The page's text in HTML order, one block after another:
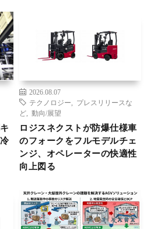
2026.08.07
テクノロジー
プレスリリースな
ど
動向/展望
ロジスネクストが防爆仕様車
のフォークをフルモデルチェ
ンジ、オペレーターの快適性
向上図る